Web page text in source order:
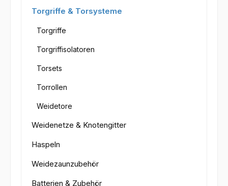
Torgriffe & Torsysteme
Torgriffe
Torgriffisolatoren
Torsets
Torrollen
Weidetore
Weidenetze & Knotengitter
Haspeln
Weidezaunzubehör
Batterien & Zubehör